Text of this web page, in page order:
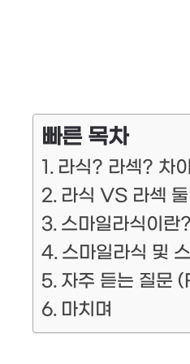
빠른 목차
라식? 라섹? 차
라식 VS 라섹
스마일라식이란?
스마일라식 및
자주 듣는 질문
마치며